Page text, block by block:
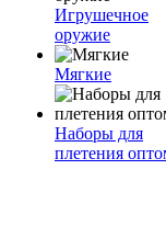
Игрушечное
оружие
Мягкие
Наборы для
плетения